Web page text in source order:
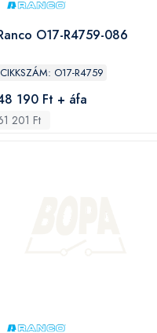
O17-R4759-086
CIKKSZÁM: O17-R4759
190 Ft + áfa
201 Ft